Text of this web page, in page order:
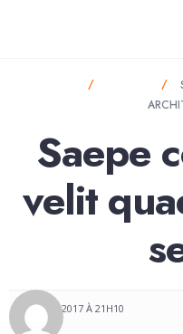
Saepe
velit
29 MAI 2017 À 21H10